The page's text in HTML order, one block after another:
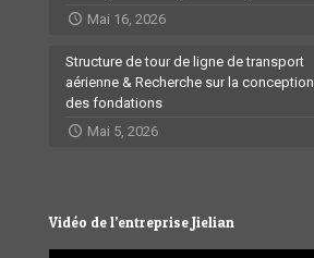
Mai 16, 2026
Structure de tour de ligne de transport
aérienne & Recherche sur la conception
des fondations
Mai 5, 2026
Vidéo de l’entreprise Jielian